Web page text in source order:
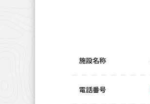
施設名称
電話番号